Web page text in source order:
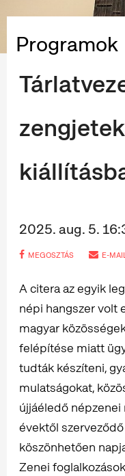
Programok
2025. aug. 5.
MEGOSZTÁS E-
A citera az egyik
népi hangszer volt
magyar
felépítése miatt
tudták készíteni,
mulatságokat,
újjáéledő
évektől
köszönhetően
Zenei